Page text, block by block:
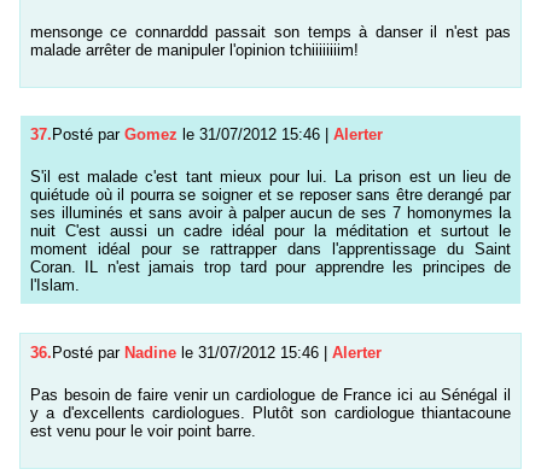
mensonge ce connarddd passait son temps à danser il n'est pas
malade arrêter de manipuler l'opinion tchiiiiiiiim!
37. Posté par Gomez le 31/07/2012 15:46 Alerter
S'il est malade c'est tant mieux pour lui. La prison est un lieu de
quiétude où il pourra se soigner et se reposer sans être derangé par
ses illuminés et sans avoir à palper aucun de ses 7 homonymes la
nuit C'est aussi un cadre idéal pour la méditation et surtout le
moment idéal pour se rattrapper dans l'apprentissage du Saint
Coran. IL n'est jamais trop tard pour apprendre les principes de
l'Islam.
36. Posté par Nadine le 31/07/2012 15:46 Alerter
Pas besoin de faire venir un cardiologue de France ici au Sénégal il
y a d'excellents cardiologues. Plutôt son cardiologue thiantacoune
est venu pour le voir point barre.